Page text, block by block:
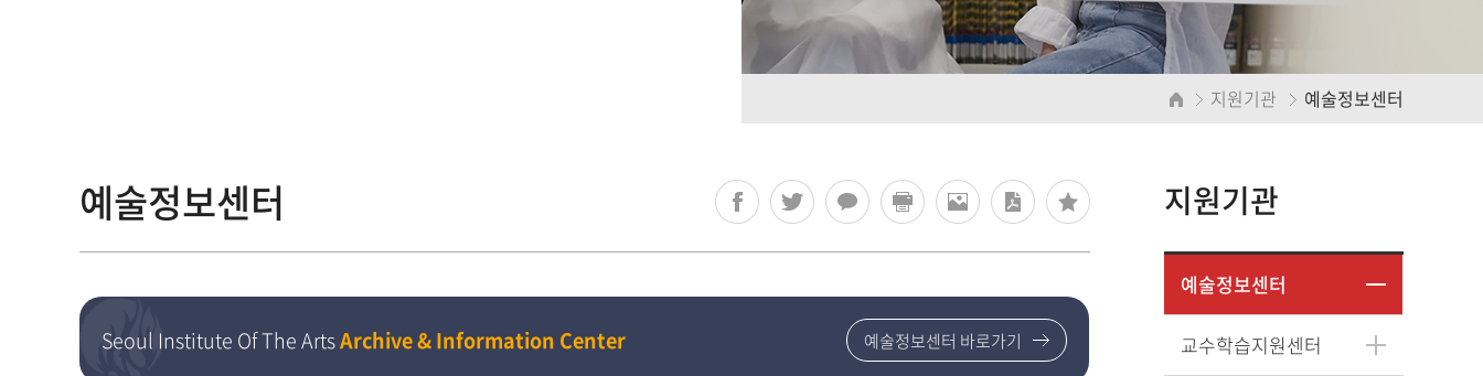
지원기관 예술정보센터
지원기관
예술정보센터
교수학습지원센터
예술정보센터
Seoul Institute Of The ArtsArchive & Information Center 예술정보센터 바로가기